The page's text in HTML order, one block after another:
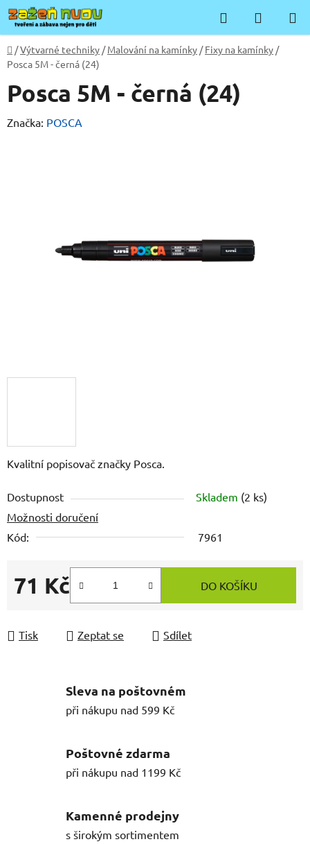
Přejít
na
obsah
Hledat
KOŠÍK
Domů
/Výtvarné techniky / Malování na kamínky / Fixy na kamínky /
Posca 5M - černá (24)
Kvalitní popisovač značky Posca.
Dostupnost Skladem (2 ks)
Možnosti doručení
Kód:
7961
71 Kč
Měrná cena:
DO KOŠÍKU
Tisk Zeptat se Sdílet
Posca 5M - černá (24)
Značka: POSCA
Sleva na poštovném
při nákupu nad 599 Kč
Poštovné zdarma
při nákupu nad 1199 Kč
Kamenné prodejny
s širokým sortimentem